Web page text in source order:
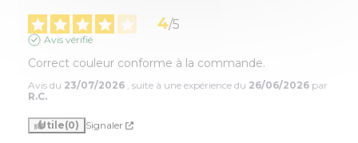
4/5
Avis vérifié
Correct couleur conforme à la commande.
Avis du 23/07/2026 , suite à une expérience du 26/06/2026 par
R.C.
Utile(0) Signaler